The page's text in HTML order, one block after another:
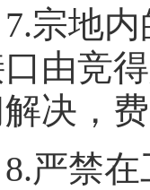
地内的
由竞
决，
禁在工